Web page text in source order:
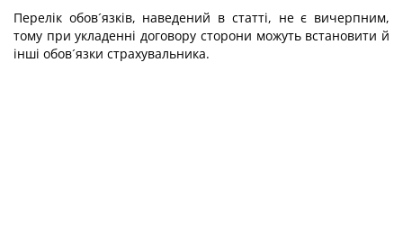
Перелік обов´язків, наведений в статті, не є вичерпним,
тому при укладенні договору сторони можуть встановити й
інші обов´язки страхувальника.